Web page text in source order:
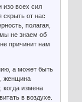
изо всех сил
скрыть от нас
полагая,
не знаем об
причинит нам
а может быть
женщина
когда измена
в воздухе.